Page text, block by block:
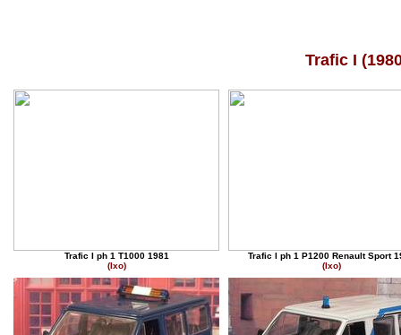
Trafic I
Trafic I ph 1 T1000 1981
(Ixo)
Trafic I ph 1 P1200 Renault Sport
(Ixo)